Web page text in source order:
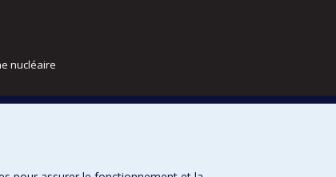
nucléaire